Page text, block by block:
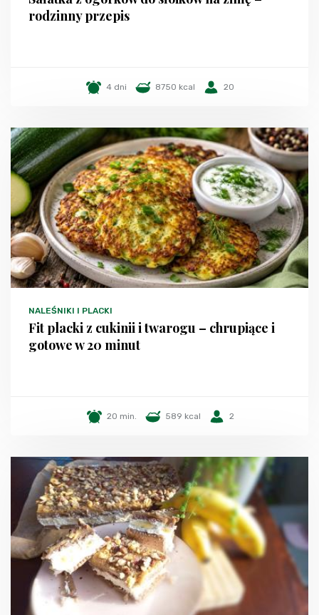
rodzinny przepis
4 dni 8750 kcal 20
NALEŚNIKI I PLACKI
Fit placki z cukinii i twarogu – chrupiące i
gotowe w 20 minut
20 min. 589 kcal 2